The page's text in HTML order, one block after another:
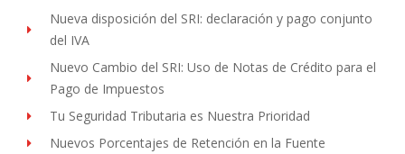
Nueva disposición del SRI: declaración y pago conjunto
del IVA
Nuevo Cambio del SRI: Uso de Notas de Crédito para el
Pago de Impuestos
Tu Seguridad Tributaria es Nuestra Prioridad
Nuevos Porcentajes de Retención en la Fuente